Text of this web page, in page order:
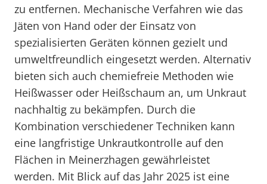
zu entfernen. Mechanische Verfahren wie das
Jäten von Hand oder der Einsatz von
spezialisierten Geräten können gezielt und
umweltfreundlich eingesetzt werden. Alternativ
bieten sich auch chemiefreie Methoden wie
Heißwasser oder Heißschaum an, um Unkraut
nachhaltig zu bekämpfen. Durch die
Kombination verschiedener Techniken kann
eine langfristige Unkrautkontrolle auf den
Flächen in Meinerzhagen gewährleistet
werden. Mit Blick auf das Jahr 2025 ist eine